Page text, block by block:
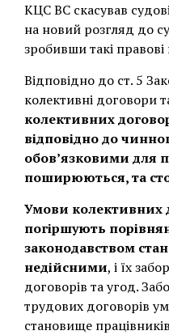
КЦС ВС скасував
на новий розгляд до
зробивши такі
Відповідно до ст. 5
колективні договори
колективних
відповідно до
обов’язковими для
поширюються, та
Умови колективних
погіршують
законодавством
недійсними, і їх
договорів та угод.
трудових договорів
становище